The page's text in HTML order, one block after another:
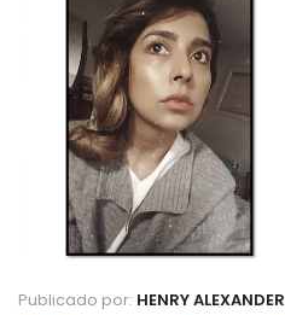
Publicado por: HENRY ALEXANDER